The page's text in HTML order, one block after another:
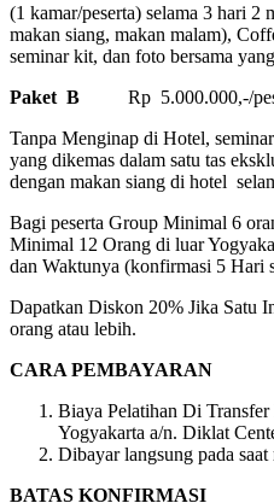
(1 kamar/peserta) selama 3 hari 2
makan siang, makan malam),
seminar kit, dan foto bersama
Paket B Rp 5.000.000,-/
Tanpa Menginap di Hotel,
yang dikemas dalam satu tas
dengan makan siang di hotel
Bagi peserta Group Minimal 6
Minimal 12 Orang di luar
dan Waktunya (konfirmasi 5 Hari
Dapatkan Diskon 20% Jika Satu
orang atau lebih.
CARA PEMBAYARAN
Biaya Pelatihan Di
Yogyakarta a/n. Diklat
Dibayar langsung pada saat
BATAS KONFIRMASI